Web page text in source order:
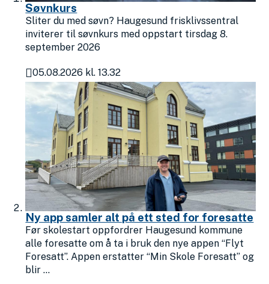
Søvnkurs
Sliter du med søvn? Haugesund frisklivssentral
inviterer til søvnkurs med oppstart tirsdag 8.
september 2026
Publisert
05.08.2026 kl. 13.32
Ny app samler alt på ett sted for foresatte
Før skolestart oppfordrer Haugesund kommune
alle foresatte om å ta i bruk den nye appen “Flyt
Foresatt”. Appen erstatter “Min Skole Foresatt” og
blir ...